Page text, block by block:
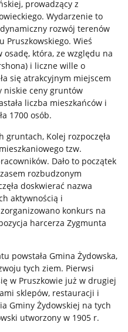
prowadzący z
Wydarzenie to
rozwój terenów
Pruszkowskiego. Wieś
osadę, która, ze względu na
i liczne wille o
się atrakcyjnym miejscem
niskie ceny gruntów
liczba mieszkańców i
1700 osób.
gruntach, Kolej rozpoczęła
tzw.
Dało to początek
rozbudzonym
doskwierać nazwa
aktywnością i
konkurs na
harcerza Zygmunta
powstała Gmina Żydowska,
tych ziem. Pierwsi
w Pruszkowie już w drugiej
sklepów, restauracji i
Gminy Żydowskiej na tych
utworzony w 1905 r.